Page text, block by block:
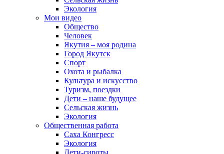
Экология
Мои видео
Общество
Человек
Якутия – моя родина
Город Якутск
Спорт
Охота и рыбалка
Культура и искусство
Туризм, поездки
Дети – наше будущее
Сельская жизнь
Экология
Общественная работа
Саха Конгресс
Экология
Дети-сироты